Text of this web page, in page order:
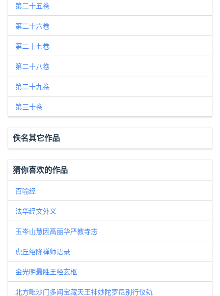
第二十五卷
第二十六卷
第二十七卷
第二十八卷
第二十九卷
第三十卷
佚名其它作品
猜你喜欢的作品
百喻经
法华经文外义
玉岑山慧因高丽华严教寺志
虎丘绍隆禅师语录
金光明最胜王经玄枢
北方毗沙门多闻宝藏天王神妙陀罗尼别行仪轨